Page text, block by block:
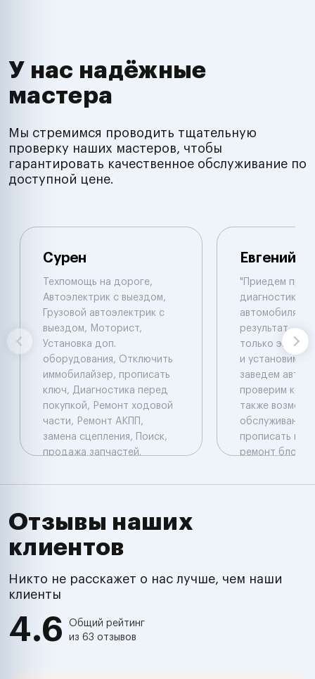
У нас надёжные
мастера
Мы стремимся проводить тщательную
проверку наших мастеров, чтобы
гарантировать качественное обслуживание по
доступной цене.
Сурен
Техпомощь на дороге,
Автоэлектрик с выездом,
Грузовой автоэлектрик с
выездом, Моторист,
Установка доп.
оборудования, Отключить
иммобилайзер, прописать
ключ, Диагностика перед
покупкой, Ремонт ходовой
части, Ремонт АКПП,
замена сцепления, Поиск,
продажа запчастей.
диагностика: Launch
Евгений
"Приедем
диагностику
автомобиля ,
результат ,
только
и установим
заведем
проверим
также
обслуживание
прописать
ремонт блоков
оборудование
комплекс ,
Отзывы наших
клиентов
Никто не расскажет о нас лучше, чем наши
клиенты
4.6
Общий рейтинг
из 63 отзывов